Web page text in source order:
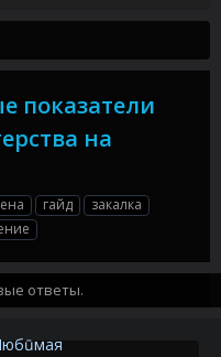
показатели
на
гайд
закалка
ответы.